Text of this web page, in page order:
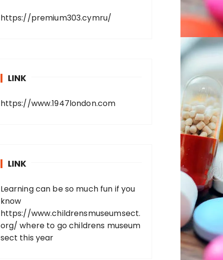
https://premium303.cymru/
LINK
https://www.1947london.com
LINK
Learning can be so much fun if you
know
https://www.childrensmuseumsect.
org/ where to go childrens museum
sect this year